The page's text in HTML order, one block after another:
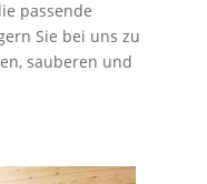
passende
Sie bei uns zu
sauberen und